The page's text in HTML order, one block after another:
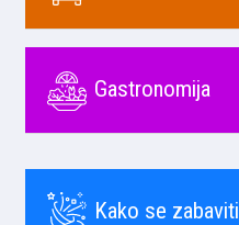
Gastronomija
Kako se zabaviti